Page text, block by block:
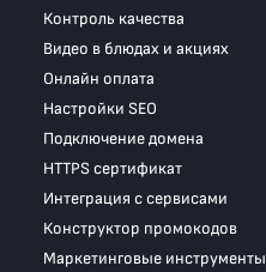
Контроль качества
Видео в блюдах и акциях
Онлайн оплата
Настройки SEO
Подключение домена
HTTPS сертификат
Интеграция с сервисами
Конструктор промокодов
Маркетинговые инструменты